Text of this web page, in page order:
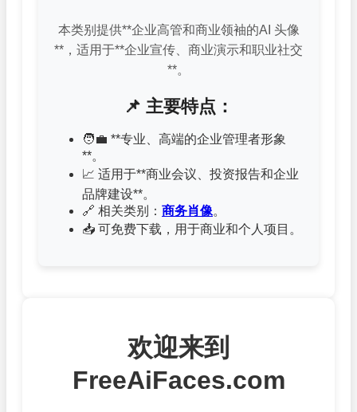
本类别提供**企业高管和商业领袖的AI 头像
**，适用于**企业宣传、商业演示和职业社交
**。
📌 主要特点：
🧑‍💼 **专业、高端的企业管理者形象
**。
📈 适用于**商业会议、投资报告和企业
品牌建设**。
🔗 相关类别： 商务肖像。
📥 可免费下载，用于商业和个人项目。
欢迎来到
FreeAiFaces.com